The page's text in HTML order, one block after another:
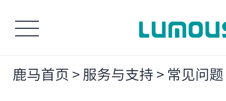
鹿马首页 > 服务与支持 > 常见问题